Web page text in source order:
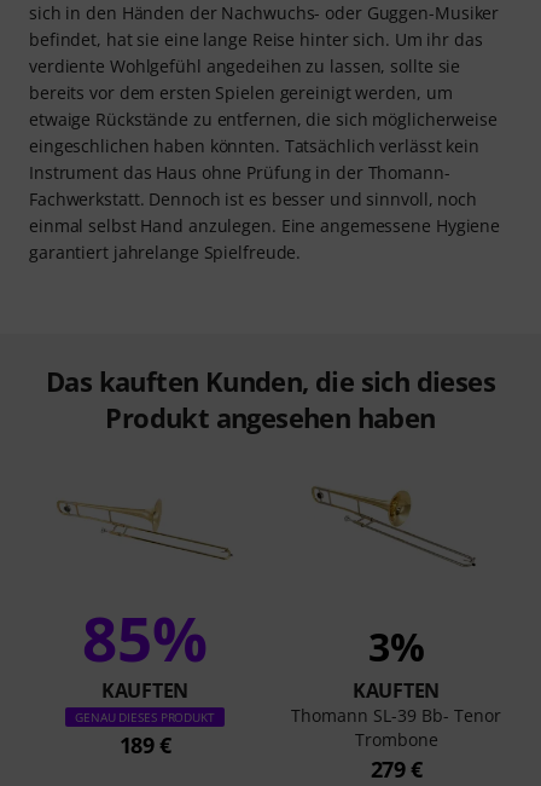
sich in den Händen der Nachwuchs- oder Guggen-Musiker
befindet, hat sie eine lange Reise hinter sich. Um ihr das
verdiente Wohlgefühl angedeihen zu lassen, sollte sie
bereits vor dem ersten Spielen gereinigt werden, um
etwaige Rückstände zu entfernen, die sich möglicherweise
eingeschlichen haben könnten. Tatsächlich verlässt kein
Instrument das Haus ohne Prüfung in der Thomann-
Fachwerkstatt. Dennoch ist es besser und sinnvoll, noch
einmal selbst Hand anzulegen. Eine angemessene Hygiene
garantiert jahrelange Spielfreude.
Das kauften Kunden, die sich dieses
Produkt angesehen haben
85%
KAUFTEN
GENAU DIESES PRODUKT
189 €
3%
KAUFTEN
Thomann SL-39 Bb- Tenor
Trombone
279 €